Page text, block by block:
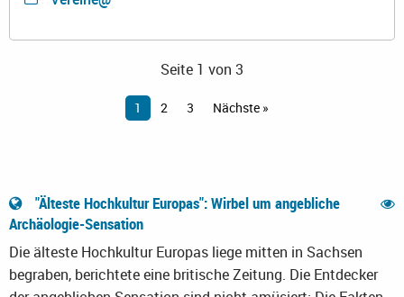
Seite 1 von 3
1 2 3 Nächste »
"Älteste Hochkultur Europas": Wirbel um angebliche
Archäologie-Sensation
Die älteste Hochkultur Europas liege mitten in Sachsen
begraben, berichtete eine britische Zeitung. Die Entdecker